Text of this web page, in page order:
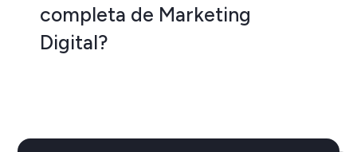
completa de Marketing
Digital?